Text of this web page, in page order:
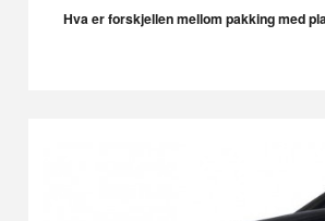
Hva er forskjellen mellom pakking med